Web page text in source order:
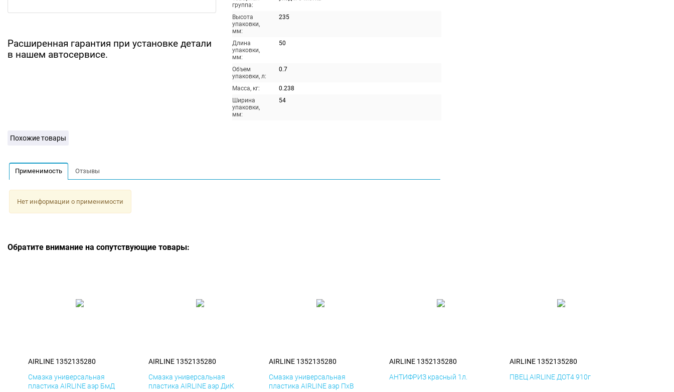
Расширенная гарантия при установке детали
в нашем автосервисе.
группа:
Высота
упаковки,
мм:
235
Длина
упаковки,
мм:
50
Объем
упаковки, л:
0.7
Масса, кг:
0.238
Ширина
упаковки,
мм:
54
Похожие товары
Применимость Отзывы
Нет информации о применимости
Обратите внимание на сопутствующие товары:
AIRLINE 1352135280
Смазка универсальная
пластика AIRLINE аэр БмД
AIRLINE 1352135280
Смазка универсальная
пластика AIRLINE аэр ДиК
AIRLINE 1352135280
Смазка универсальная
пластика AIRLINE аэр ПхВ
AIRLINE 1352135280
АНТИФРИЗ красный 1л.
AIRLINE 1352135280
ПВЕЦ AIRLINE ДОТ4 910г